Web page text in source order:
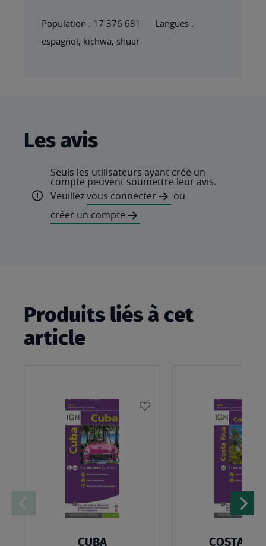
Population : 17 376 681 Langues :
espagnol, kichwa, shuar
Les avis
Seuls les utilisateurs ayant créé un
compte peuvent soumettre leur avis.
Veuillezvous connecter
ou
créer un compte
Produits liés à cet
article
CUBA COSTA